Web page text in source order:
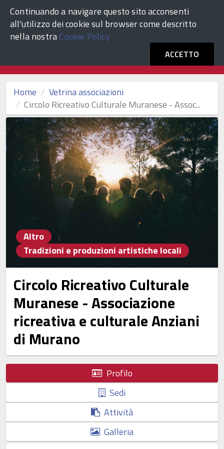
Continuando a navigare questo sito acconsenti
all'utilizzo dei cookie sul browser come descritto
nella nostraCookie Policy
ACCETTO
Comune di Venezia ACCEDI
Vetrina Associazioni Culturali
Home
Vetrina associazioni
Circolo Ricreativo Culturale Muranese - Assoc...
Altro
Tradizioni e produzioni artistiche locali
Circolo Ricreativo Culturale
Muranese - Associazione
ricreativa e culturale Anziani
di Murano
Profilo
Sedi
Attività
Galleria